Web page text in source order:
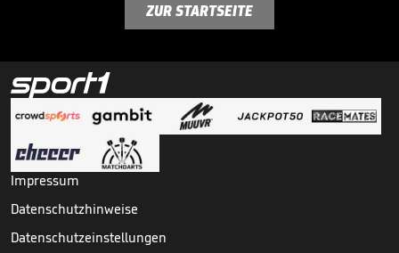
ZUR STARTSEITE
Impressum
Datenschutzhinweise
Datenschutzeinstellungen